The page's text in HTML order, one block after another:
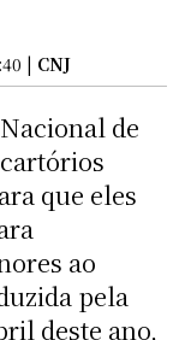
| CNJ
de
que eles
ao
pela
deste ano,